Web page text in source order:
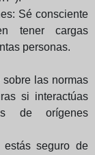
Sé consciente
tener cargas
personas.
sobre las normas
si interactúas
de orígenes
seguro de